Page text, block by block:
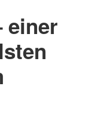
einer